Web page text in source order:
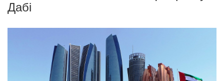
Дабі